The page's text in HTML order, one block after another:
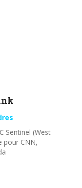
Sentinel (West
pour CNN,